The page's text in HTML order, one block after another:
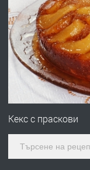
ПРЕДЛАГА
ПРЕДЛАГА
Кекс с праскови